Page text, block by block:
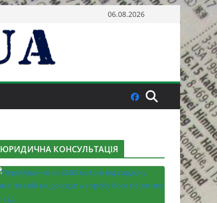
06.08.2026
ЮРИДИЧНА КОНСУЛЬТАЦІЯ